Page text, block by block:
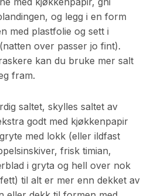
og legg i en form
med plastfolie og sett i
over passer jo fint).
kan du bruke mer salt
fram.
saltet, skylles saltet av
godt med kjøkkenpapir
med lokk (eller ildfast
frisk timian,
i gryta og hell over nok
til alt er mer enn dekket av